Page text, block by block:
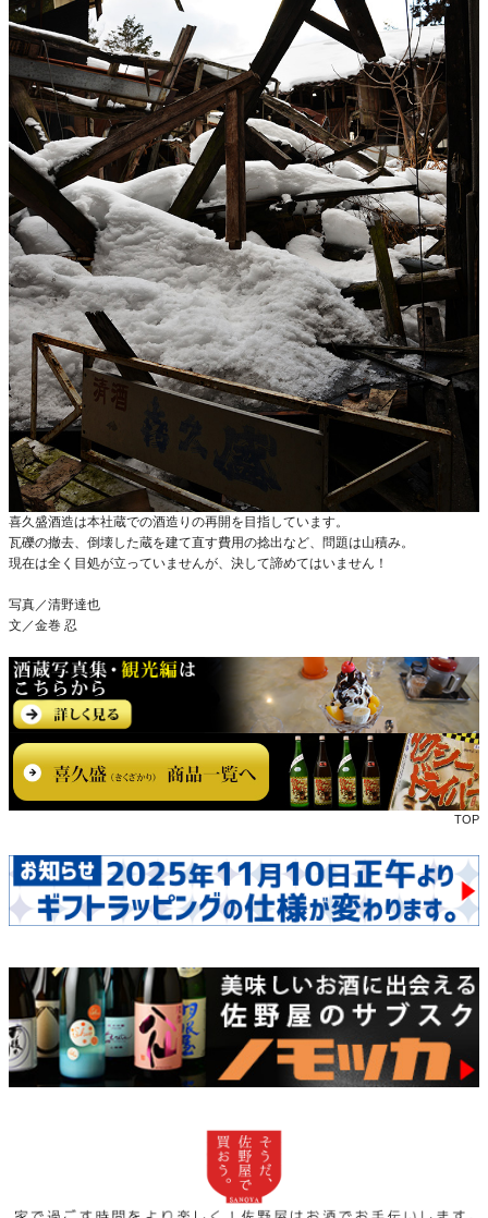
喜久盛酒造は本社蔵での酒造りの再開を目指しています。
瓦礫の撤去、倒壊した蔵を建て直す費用の捻出など、問題は山積み。
現在は全く目処が立っていませんが、決して諦めてはいません！
写真／清野達也
文／金巻 忍
TOP